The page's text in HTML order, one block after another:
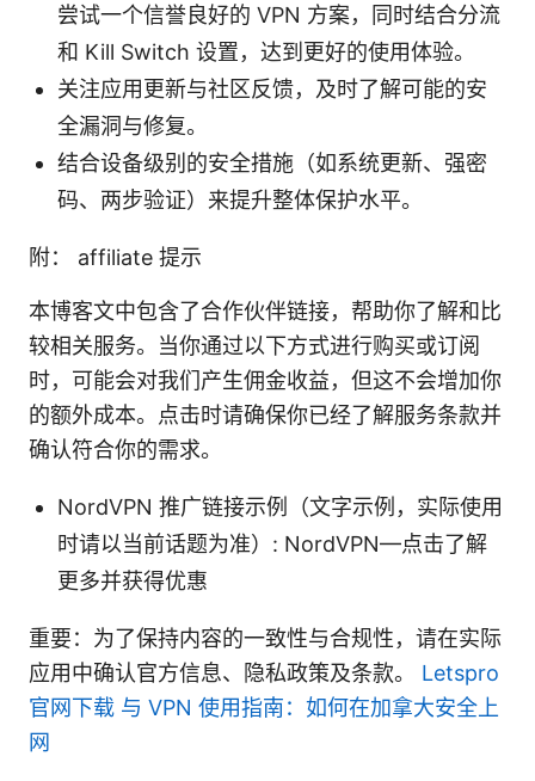
尝试一个信誉良好的 VPN 方案，同时结合分流
和 Kill Switch 设置，达到更好的使用体验。
关注应用更新与社区反馈，及时了解可能的安
全漏洞与修复。
结合设备级别的安全措施（如系统更新、强密
码、两步验证）来提升整体保护水平。
附： affiliate 提示
本博客文中包含了合作伙伴链接，帮助你了解和比
较相关服务。当你通过以下方式进行购买或订阅
时，可能会对我们产生佣金收益，但这不会增加你
的额外成本。点击时请确保你已经了解服务条款并
确认符合你的需求。
NordVPN 推广链接示例（文字示例，实际使用
时请以当前话题为准）: NordVPN—点击了解
更多并获得优惠
重要：为了保持内容的一致性与合规性，请在实际
应用中确认官方信息、隐私政策及条款。 Letspro
官网下载 与 VPN 使用指南：如何在加拿大安全上
网